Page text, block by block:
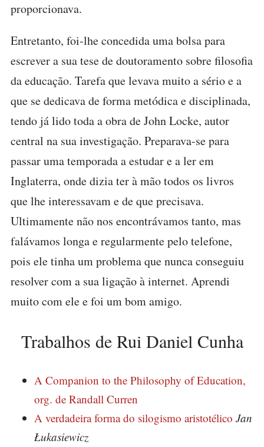
proporcionava.
Entretanto, foi-lhe concedida uma bolsa para
escrever a sua tese de doutoramento sobre filosofia
da educação. Tarefa que levava muito a sério e a
que se dedicava de forma metódica e disciplinada,
tendo já lido toda a obra de John Locke, autor
central na sua investigação. Preparava-se para
passar uma temporada a estudar e a ler em
Inglaterra, onde dizia ter à mão todos os livros
que lhe interessavam e de que precisava.
Ultimamente não nos encontrávamos tanto, mas
falávamos longa e regularmente pelo telefone,
pois ele tinha um problema que nunca conseguiu
resolver com a sua ligação à internet. Aprendi
muito com ele e foi um bom amigo.
Trabalhos de Rui Daniel Cunha
A Companion to the Philosophy of Education,
org. de Randall Curren
A verdadeira forma do silogismo aristotélico Jan
Łukasiewicz